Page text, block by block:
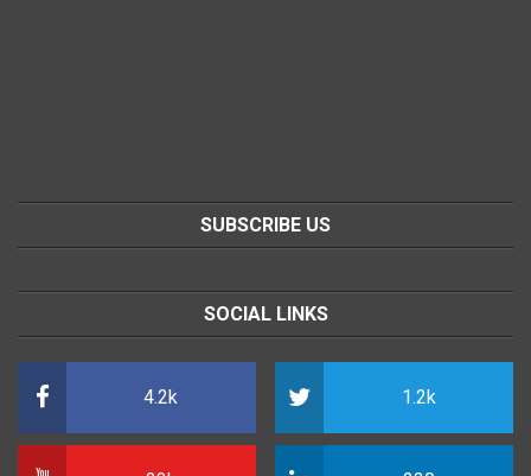
SUBSCRIBE US
SOCIAL LINKS
4.2k 1.2k